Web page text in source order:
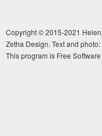
Copyright © 2015-2021
Zetha Design. Text and
This program is Free